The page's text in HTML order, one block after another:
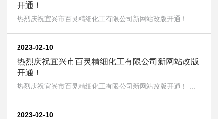
开通！
热烈庆祝宜兴市百灵精细化工有限公司新网站改版开通！ ...
2023-02-10
热烈庆祝宜兴市百灵精细化工有限公司新网站改版
开通！
热烈庆祝宜兴市百灵精细化工有限公司新网站改版开通！ ...
2023-02-10